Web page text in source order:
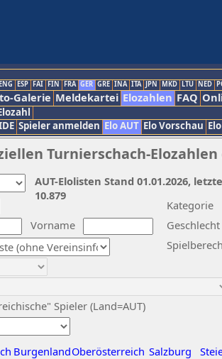
ESP FAI FIN FRA GER GRE INA ITA JPN MKD LTU NED
Galerie Meldekartei Elozahlen FAQ
Spieler anmelden Elo AUT Elo Vorschau
Turnierschach-Elozahlen
Vorname
Kategorie
Geschlecht
Spieler (Land=AUT)
BurgenlandOberösterreich Salzburg
AUT-Elolisten Stand 01.01.2026,
10.879